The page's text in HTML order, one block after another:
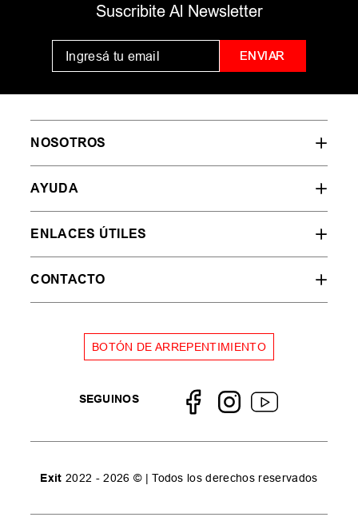
Suscribite Al Newsletter
ENVIAR
NOSOTROS
AYUDA
ENLACES ÚTILES
CONTACTO
BOTÓN DE ARREPENTIMIENTO
SEGUINOS
Exit 2022 - 2026 © | Todos los derechos reservados